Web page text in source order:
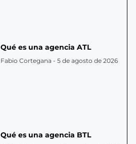
Qué es una agencia ATL
Fabio Cortegana 5 de agosto de 2026
Qué es una agencia BTL